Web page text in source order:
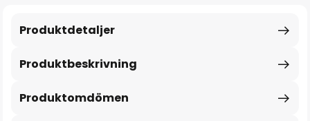
Produktbeskrivning
Produktdetaljer
Produktomdömen